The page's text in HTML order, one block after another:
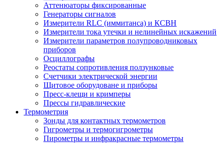
Аттенюаторы фиксированные
Генераторы сигналов
Измерители RLC (иммитанса) и КСВН
Измерители тока утечки и нелинейных искажений
Измерители параметров полупроводниковых
приборов
Осциллографы
Реостаты сопротивления ползунковые
Счетчики электрической энергии
Щитовое оборудоване и приборы
Пресс-клещи и кримперы
Прессы гидравлические
Термометрия
Зонды для контактных термометров
Гигрометры и термогигрометры
Пирометры и инфракрасные термометры